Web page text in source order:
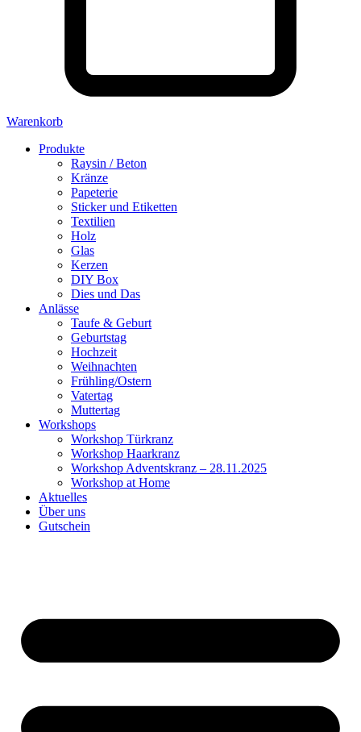
Warenkorb
Produkte
Raysin / Beton
Kränze
Papeterie
Sticker und Etiketten
Textilien
Holz
Glas
Kerzen
DIY Box
Dies und Das
Anlässe
Taufe & Geburt
Geburtstag
Hochzeit
Weihnachten
Frühling/Ostern
Vatertag
Muttertag
Workshops
Workshop Türkranz
Workshop Haarkranz
Workshop Adventskranz – 28.11.2025
Workshop at Home
Aktuelles
Über uns
Gutschein